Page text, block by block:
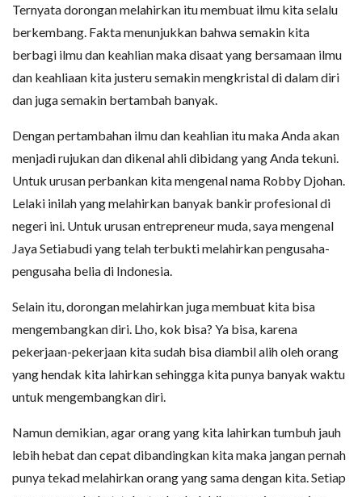
Ternyata dorongan melahirkan itu membuat ilmu kita selalu
berkembang. Fakta menunjukkan bahwa semakin kita
berbagi ilmu dan keahlian maka disaat yang bersamaan ilmu
dan keahliaan kita justeru semakin mengkristal di dalam diri
dan juga semakin bertambah banyak.
Dengan pertambahan ilmu dan keahlian itu maka Anda akan
menjadi rujukan dan dikenal ahli dibidang yang Anda tekuni.
Untuk urusan perbankan kita mengenal nama Robby Djohan.
Lelaki inilah yang melahirkan banyak bankir profesional di
negeri ini. Untuk urusan entrepreneur muda, saya mengenal
Jaya Setiabudi yang telah terbukti melahirkan pengusaha-
pengusaha belia di Indonesia.
Selain itu, dorongan melahirkan juga membuat kita bisa
mengembangkan diri. Lho, kok bisa? Ya bisa, karena
pekerjaan-pekerjaan kita sudah bisa diambil alih oleh orang
yang hendak kita lahirkan sehingga kita punya banyak waktu
untuk mengembangkan diri.
Namun demikian, agar orang yang kita lahirkan tumbuh jauh
lebih hebat dan cepat dibandingkan kita maka jangan pernah
punya tekad melahirkan orang yang sama dengan kita. Setiap